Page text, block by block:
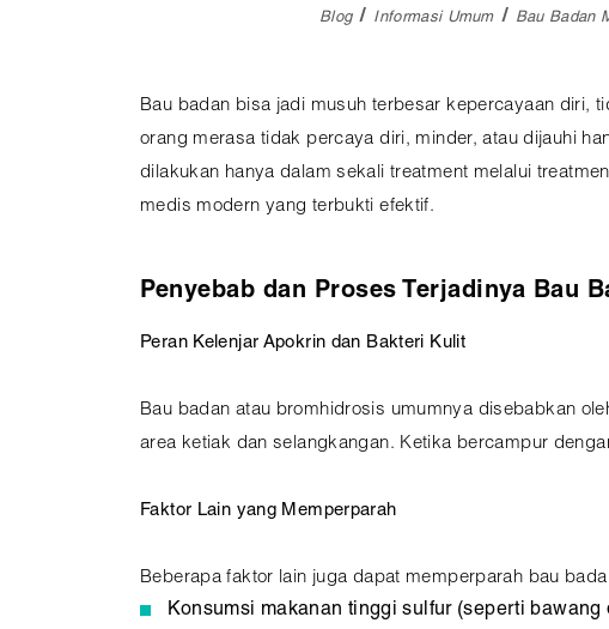
Blog Informasi Umum Bau Badan
Bau badan bisa jadi musuh terbesar kepercayaan diri,
orang merasa tidak percaya diri, minder, atau dijauhi
dilakukan hanya dalam sekali treatment melalui
medis modern yang terbukti efektif.
Penyebab dan Proses Terjadinya Bau
Peran Kelenjar Apokrin dan Bakteri Kulit
Bau badan atau bromhidrosis umumnya disebabkan
area ketiak dan selangkangan. Ketika bercampur
Faktor Lain yang Memperparah
Beberapa faktor lain juga dapat memperparah bau
Konsumsi makanan tinggi sulfur (seperti bawang